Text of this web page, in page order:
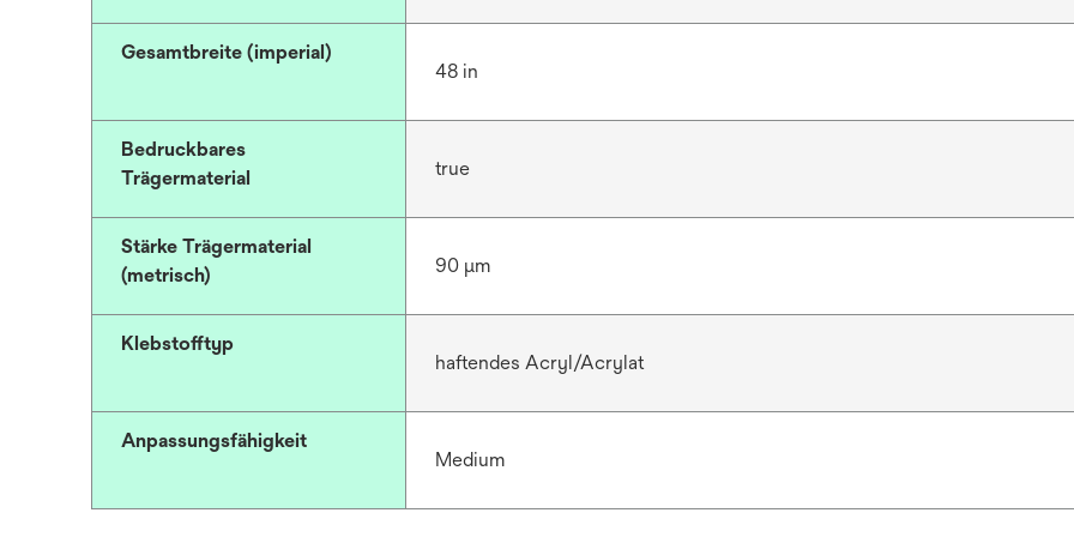
Gesamtbreite (imperial)
48 in
Bedruckbares
Trägermaterial
true
Stärke Trägermaterial
(metrisch)
90 μm
Klebstofftyp
haftendes Acryl/Acrylat
Anpassungsfähigkeit
Medium